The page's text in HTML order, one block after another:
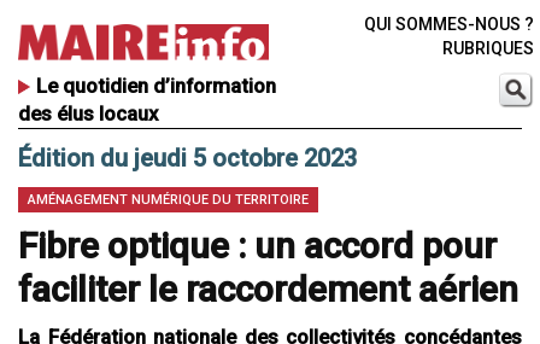
Le quotidien d’information
des élus locaux
QUI SOMMES-NOUS ?
RUBRIQUES
Édition du jeudi 5 octobre 2023
AMÉNAGEMENT NUMÉRIQUE DU TERRITOIRE
Fibre optique : un accord pour
faciliter le raccordement aérien
La Fédération nationale des collectivités concédantes